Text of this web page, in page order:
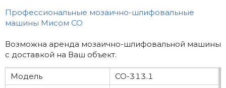
Профессиональные мозаично-шлифовальные
машины Мисом СО
Возможна аренда мозаично-шлифовальной машины
с доставкой на Ваш объект.
Модель
СО-313.1